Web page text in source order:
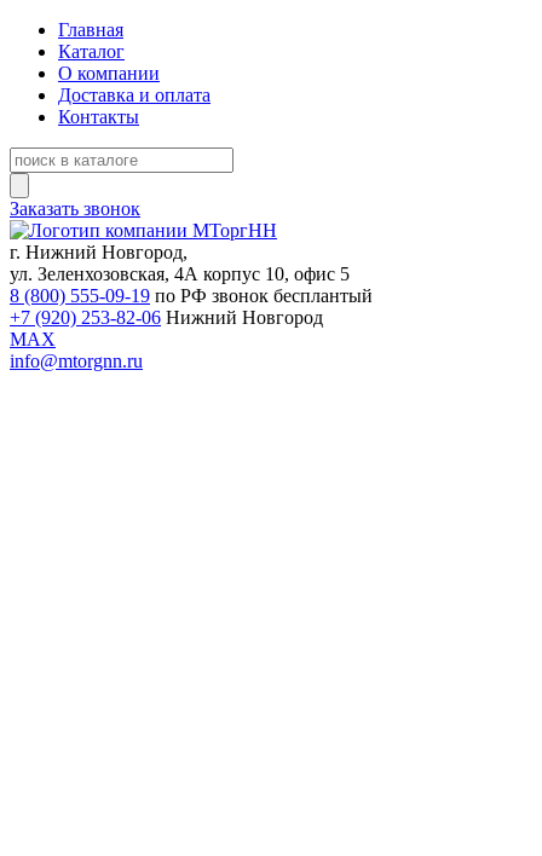
Главная
Каталог
О компании
Доставка и оплата
Контакты
Заказать звонок
г. Нижний Новгород,
ул. Зеленхозовская, 4А корпус 10, офис 5
8 (800) 555-09-19 по РФ звонок бесплантый
+7 (920) 253-82-06 Нижний Новгород
MAX
info@mtorgnn.ru